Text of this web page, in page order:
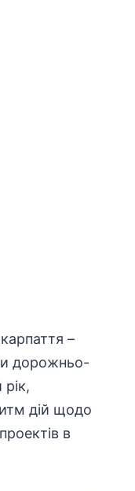
–
дорожньо-
дій щодо
в